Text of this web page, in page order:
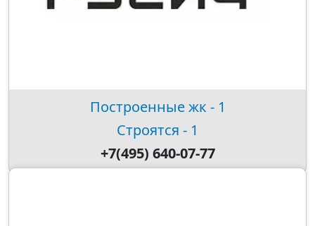
Построенные жк - 1
Строятся - 1
+7(495) 640-07-77